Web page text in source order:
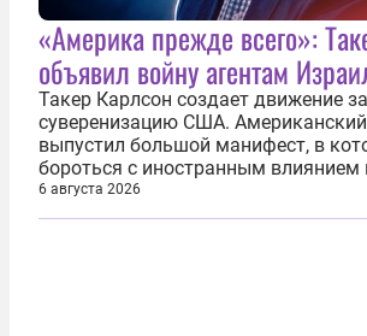
«Америка прежде всего»:
объявил войну агентам
Такер Карлсон создает движение за
суверенизацию США. Американский
выпустил большой манифест, в
бороться с иностранным влиянием
первую очередь имея в виду
прекратить заморские войны,
6 августа 2026